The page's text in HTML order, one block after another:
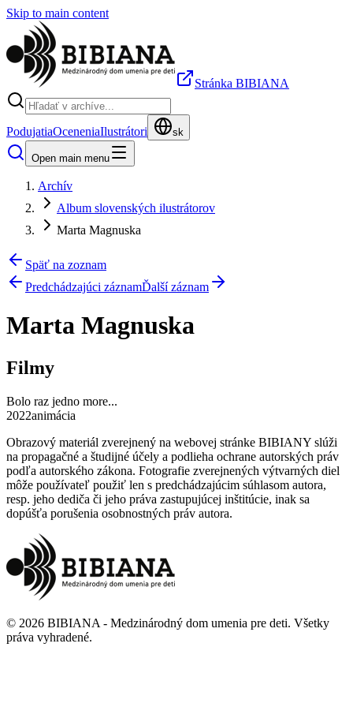
Skip to main content
Stránka BIBIANA
PodujatiaOceneniaIlustrátori sk
Open main menu
Archív
Album slovenských ilustrátorov
Marta Magnuska
Späť na zoznam
Predchádzajúci záznamĎalší záznam
Marta Magnuska
Filmy
Bolo raz jedno more...
2022animácia
Obrazový materiál zverejnený na webovej stránke BIBIANY slúži
na propagačné a študijné účely a podlieha ochrane autorských práv
podľa autorského zákona. Fotografie zverejnených výtvarných diel
môže používateľ použiť len s predchádzajúcim súhlasom autora,
resp. jeho dediča či jeho práva zastupujúcej inštitúcie, inak sa
dopúšťa porušenia osobnostných práv autora.
© 2026 BIBIANA - Medzinárodný dom umenia pre deti. Všetky
práva vyhradené.